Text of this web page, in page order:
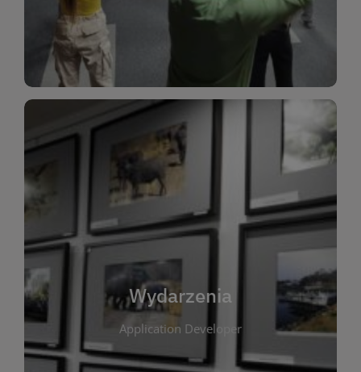
Dla Dzieci
Wydarzenia
Application Developer
Wydarzenia
W tej zakładce publikujemy informacje o
wszystkich wydarzeniach organizowanych przez
bibliotekę. Znajdziesz tu zapowiedzi spotkań
autorskich, warsztatów, prelekcji i zajęć
tematycznych dla różnych grup wiekowych. Każde
wydarzenie ma na celu promowanie kultury
czytelniczej oraz integrację społeczności lokalnej.
Dzięki kalendarzowi wydarzeń możesz łatwo